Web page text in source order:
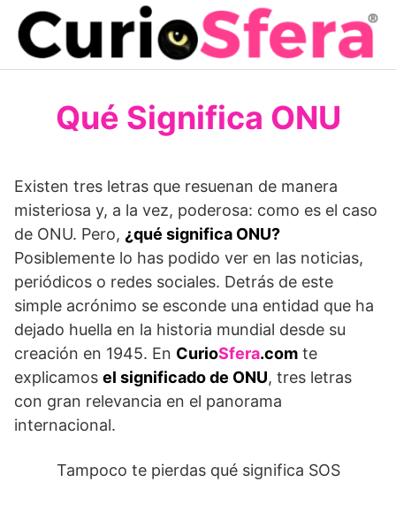
Saltar
contenido
Qué Significa ONU
Existen tres letras que resuenan de manera
misteriosa y, a la vez, poderosa: como es el caso
de ONU. Pero, ¿qué significa ONU?
Posiblemente lo has podido ver en las noticias,
periódicos o redes sociales. Detrás de este
simple acrónimo se esconde una entidad que ha
dejado huella en la historia mundial desde su
creación en 1945. En CurioSfera.com te
explicamos el significado de ONU, tres letras
con gran relevancia en el panorama
internacional.
Tampoco te pierdas qué significa SOS